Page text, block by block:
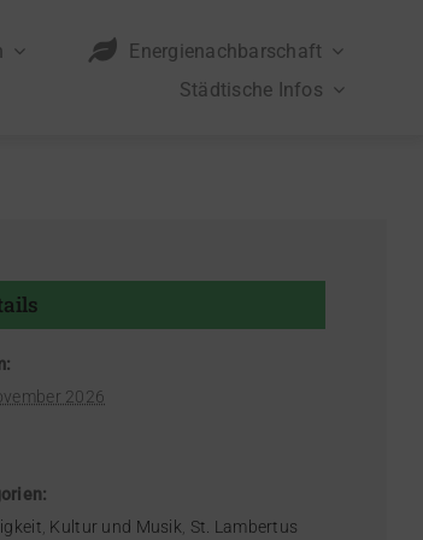
Energienachbarschaft
Städtische Infos
2026
Kultur und Musik St. Lambertus